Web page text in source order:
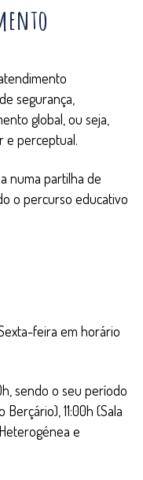
segurança,
global, ou seja,
e perceptual.
numa partilha de
o percurso educativo
feira em horário
sendo o seu período
11:00h (Sala
e